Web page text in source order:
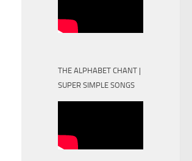
THE ALPHABET CHANT |
SUPER SIMPLE SONGS